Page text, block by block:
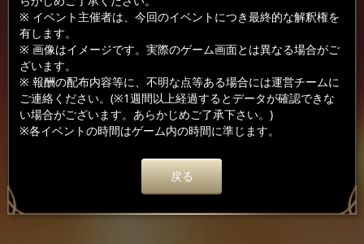
※ イベント主催者は、今回のイベントにつき最終的な解釈権を
有します。
※ 画像はイメージです。実際のゲーム画面とは異なる場合がご
ざいます。
※ 報酬の配布内容等に、不明な点等ある場合には運営チームに
ご連絡ください。(※1週間以上経過するとデータが確認できな
い場合がございます。あらかじめご了承下さい。)
※各イベントの時間はゲーム内の時間に準じます。
戻る